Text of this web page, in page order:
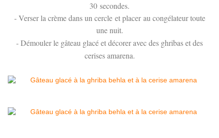
30 secondes.
- Verser la crème dans un cercle et placerau congélateur toute
une nuit.
- Démouler le gâteau glacé et décorer avec des ghribas et des
cerises amarena.